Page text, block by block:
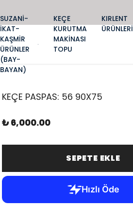
SUZANİ-
İKAT-
KAŞMİR
ÜRÜNLER
(BAY-
BAYAN)
KEÇE
KURUTMA
MAKİNASI
TOPU
KIRLENT
ÜRÜNLERİ
KEÇE PASPAS: 56 90X75
₺ 6,000.00
SEPETE EKLE